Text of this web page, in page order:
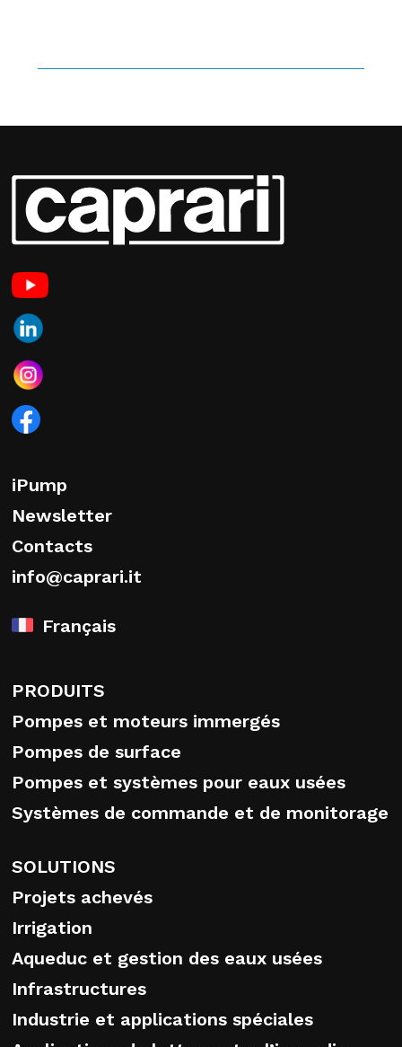
iPump
Newsletter
Contacts
info@caprari.it
Français
PRODUITS
Pompes et moteurs immergés
Pompes de surface
Pompes et systèmes pour eaux usées
Systèmes de commande et de monitorage
SOLUTIONS
Projets achevés
Irrigation
Aqueduc et gestion des eaux usées
Infrastructures
Industrie et applications spéciales